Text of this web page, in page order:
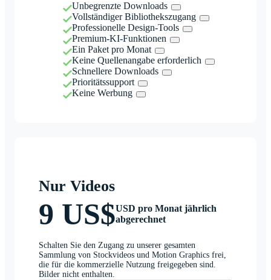
Unbegrenzte Downloads
Vollständiger Bibliothekszugang
Professionelle Design-Tools
Premium-KI-Funktionen
Ein Paket pro Monat
Keine Quellenangabe erforderlich
Schnellere Downloads
Prioritätssupport
Keine Werbung
Nur Videos
9 US$USD pro Monat jährlich
abgerechnet
Schalten Sie den Zugang zu unserer gesamten
Sammlung von Stockvideos und Motion Graphics frei,
die für die kommerzielle Nutzung freigegeben sind.
Bilder nicht enthalten.